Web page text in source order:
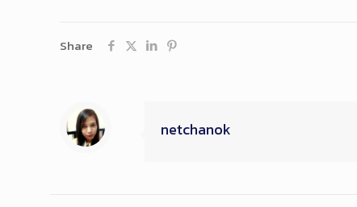
Share
netchanok